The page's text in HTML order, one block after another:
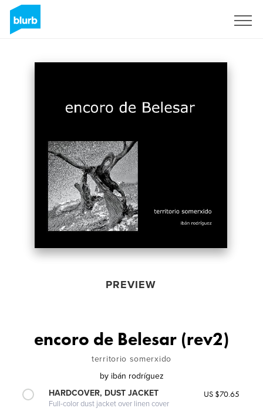
PREVIEW
encoro de Belesar (rev2)
territorio somerxido
by ibán rodríguez
HARDCOVER, DUST JACKET
Full-color dust jacket over linen cover
US $70.65